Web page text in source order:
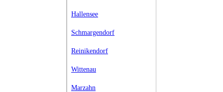
Hallensee
Schmargendorf
Reinikendorf
Wittenau
Marzahn